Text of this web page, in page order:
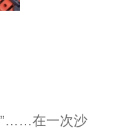
”……在一次沙